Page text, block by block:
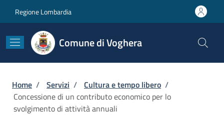
Regione Lombardia
Comune di Voghera
Briciole di pane
Home / Servizi / Cultura e tempo libero /
Concessione di un contributo economico per lo
svolgimento di attività annuali